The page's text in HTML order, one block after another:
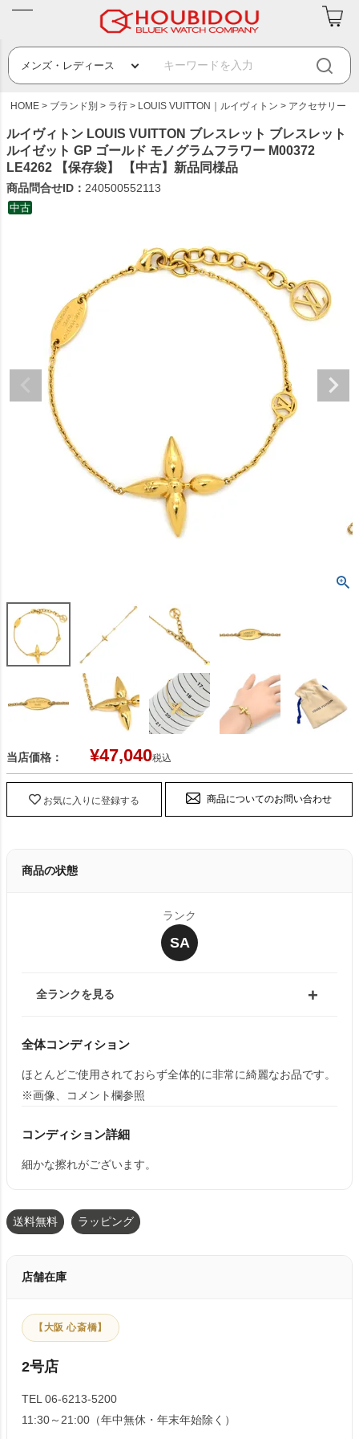
HOME ブランド別 ラ行 LOUIS VUITTON｜ルイヴィトン アクセサリー
ルイヴィトン LOUIS VUITTON ブレスレット ブレスレット
ルイゼット GP ゴールド モノグラムフラワー M00372
LE4262 【保存袋】 【中古】新品同様品
商品問合せID： 240500552113
中古
当店価格： ¥47,040税込
お気に入りに登録する 商品についてのお問い合わせ
商品の状態
ランク
SA
全ランクを見る
全体コンディション
ほとんどご使用されておらず全体的に非常に綺麗なお品です。
※画像、コメント欄参照
コンディション詳細
細かな擦れがございます。
送料無料 ラッピング
店舗在庫
【大阪 心斎橋】
2号店
TEL 06-6213-5200
11:30～21:00（年中無休・年末年始除く）